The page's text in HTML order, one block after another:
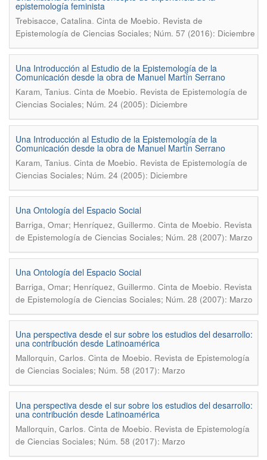
epistemología feminista
Trebisacce, Catalina. Cinta de Moebio. Revista de
Epistemología de Ciencias Sociales; Núm. 57 (2016): Diciembre
Una Introducción al Estudio de la Epistemología de la
Comunicación desde la obra de Manuel Martín Serrano
Karam, Tanius. Cinta de Moebio. Revista de Epistemología de
Ciencias Sociales; Núm. 24 (2005): Diciembre
Una Introducción al Estudio de la Epistemología de la
Comunicación desde la obra de Manuel Martín Serrano
Karam, Tanius. Cinta de Moebio. Revista de Epistemología de
Ciencias Sociales; Núm. 24 (2005): Diciembre
Una Ontología del Espacio Social
Barriga, Omar; Henríquez, Guillermo. Cinta de Moebio. Revista
de Epistemología de Ciencias Sociales; Núm. 28 (2007): Marzo
Una Ontología del Espacio Social
Barriga, Omar; Henríquez, Guillermo. Cinta de Moebio. Revista
de Epistemología de Ciencias Sociales; Núm. 28 (2007): Marzo
Una perspectiva desde el sur sobre los estudios del desarrollo:
una contribución desde Latinoamérica
Mallorquin, Carlos. Cinta de Moebio. Revista de Epistemología
de Ciencias Sociales; Núm. 58 (2017): Marzo
Una perspectiva desde el sur sobre los estudios del desarrollo:
una contribución desde Latinoamérica
Mallorquin, Carlos. Cinta de Moebio. Revista de Epistemología
de Ciencias Sociales; Núm. 58 (2017): Marzo